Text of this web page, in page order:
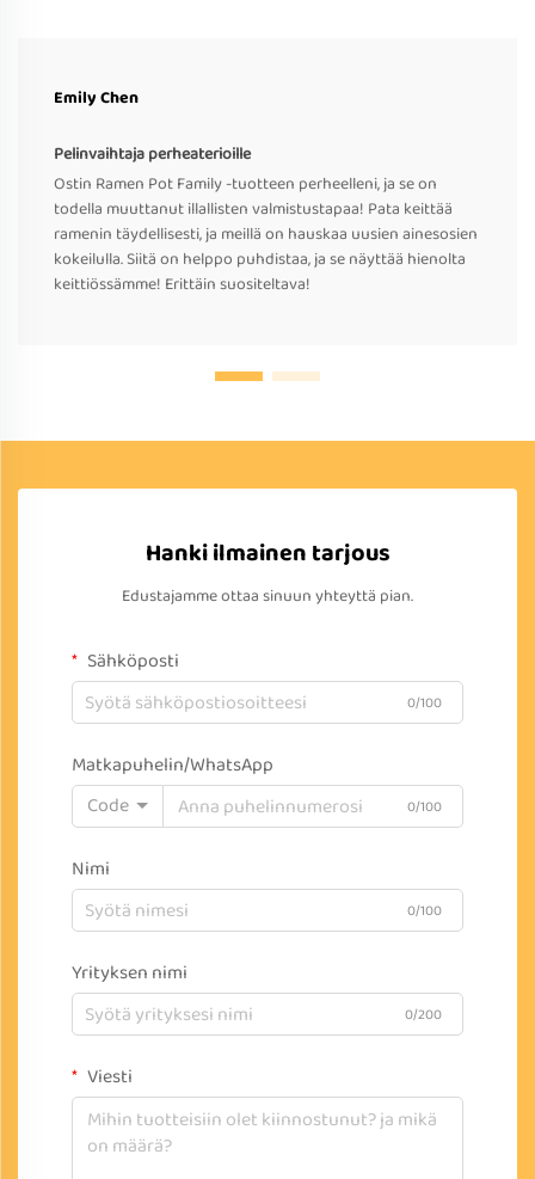
Emily Chen
Pelinvaihtaja perheaterioille
Ostin Ramen Pot Family -tuotteen perheelleni, ja se on
todella muuttanut illallisten valmistustapaa! Pata keittää
ramenin täydellisesti, ja meillä on hauskaa uusien ainesosien
kokeilulla. Siitä on helppo puhdistaa, ja se näyttää hienolta
keittiössämme! Erittäin suositeltava!
Hanki ilmainen tarjous
Edustajamme ottaa sinuun yhteyttä pian.
Sähköposti
0/100
Matkapuhelin/WhatsApp
Code
0/100
Nimi
0/100
Yrityksen nimi
0/200
Viesti